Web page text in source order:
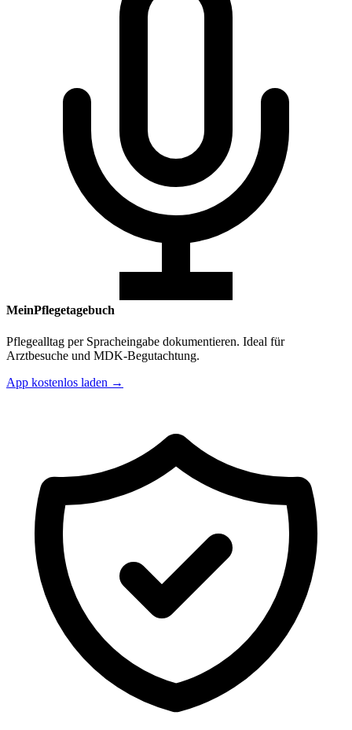
MeinPflegetagebuch
Pflegealltag per Spracheingabe dokumentieren. Ideal für
Arztbesuche und MDK-Begutachtung.
App kostenlos laden →